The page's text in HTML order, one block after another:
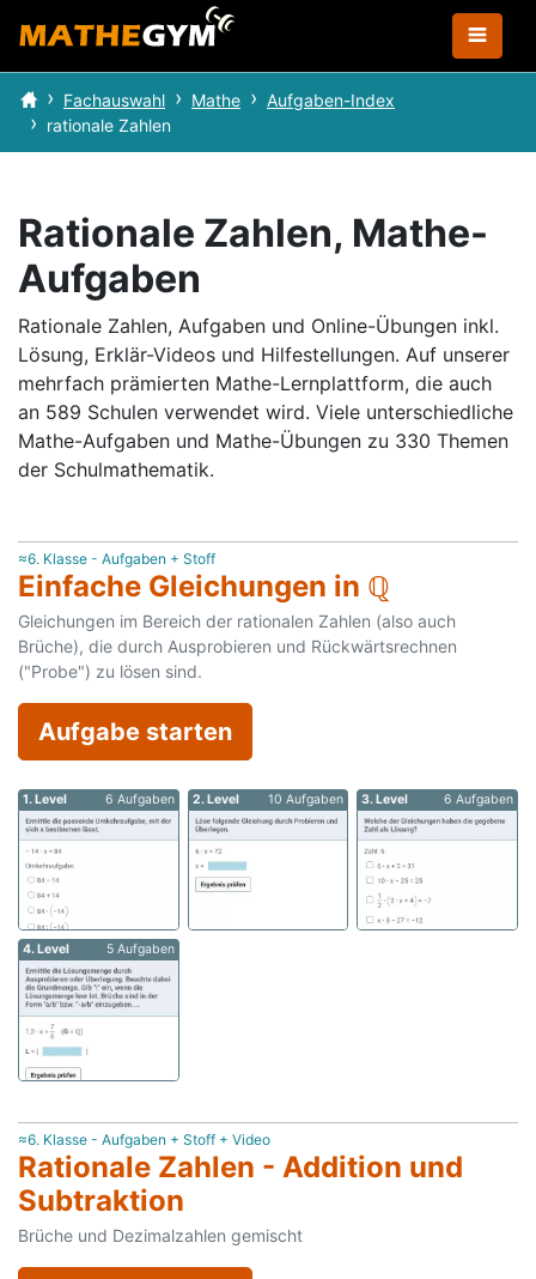
Fachauswahl Mathe
Aufgaben-Index
rationale Zahlen
Rationale Zahlen, Mathe-
Aufgaben
Rationale Zahlen, Aufgaben und Online-Übungen inkl.
Lösung, Erklär-Videos und Hilfestellungen. Auf unserer
mehrfach prämierten Mathe-Lernplattform, die auch
an 589 Schulen verwendet wird. Viele unterschiedliche
Mathe-Aufgaben und Mathe-Übungen zu 330 Themen
der Schulmathematik.
≈6. Klasse - Aufgaben + Stoff
Einfache Gleichungen in ℚ
Gleichungen im Bereich der rationalen Zahlen (also auch
Brüche), die durch Ausprobieren und Rückwärtsrechnen
("Probe") zu lösen sind.
Aufgabe starten
1. Level 6 Aufgaben 2. Level 10 Aufgaben 3. Level 6 Aufgaben
4. Level 5 Aufgaben
≈6. Klasse - Aufgaben + Stoff + Video
Rationale Zahlen - Addition und
Subtraktion
Brüche und Dezimalzahlen gemischt